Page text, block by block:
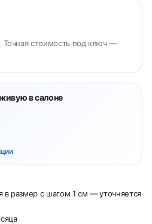
Точная стоимость под ключ —
в салоне
в размер с шагом 1 см — уточняется